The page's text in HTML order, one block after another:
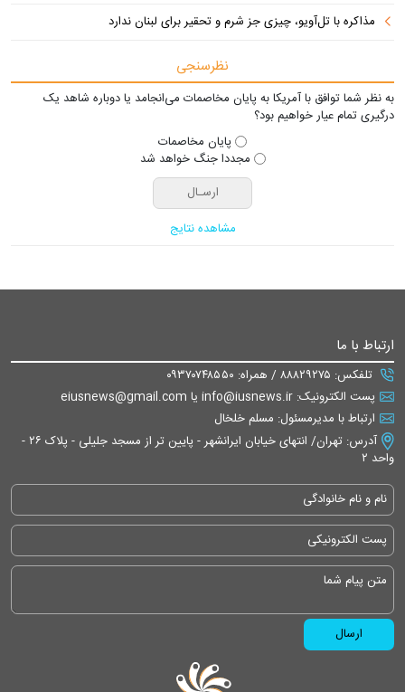
مذاکره با تل‌آویو، چیزی جز شرم و تحقیر برای لبنان ندارد
نظرسنجی
به نظر شما توافق با آمریکا به پایان مخاصمات می‌انجامد یا دوباره شاهد یک
درگیری تمام عیار خواهیم بود؟
پایان مخاصمات
مجددا جنگ خواهد شد
مشاهده نتایج
ارتباط با ما
تلفکس: ۸۸۸۲۹۲۷۵ / همراه: ۰۹۳۷۰۷۴۸۵۵۰
پست الکترونیک: info@iusnews.ir یا eiusnews@gmail.com
ارتباط با مدیرمسئول: مسلم خلخال
آدرس: تهران/ انتهای خیابان ایرانشهر - پایین تر از مسجد جلیلی - پلاک ۲۶ -
واحد ۲